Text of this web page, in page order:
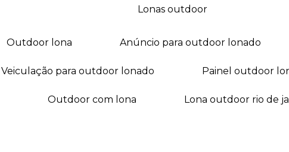
lonas outdoor
outdoor lona anúncio para outdoor lonado
veiculação para outdoor lonado painel outdoor
outdoor com lona lona outdoor rio de